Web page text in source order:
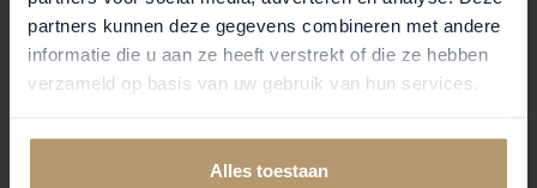
partners kunnen deze gegevens combineren met andere
informatie die u aan ze heeft verstrekt of die ze hebben
verzameld op basis van uw gebruik van hun services.
Alles toestaan
Rokas Baciuška. Samen zullen zij het ultieme off-road
avontuur aangaan: meer dan 5.000 km aan getimede
etappes over circa twee weken. Onder leiding van de
klaar om hun debuut te maken in de zwaarste rally ter